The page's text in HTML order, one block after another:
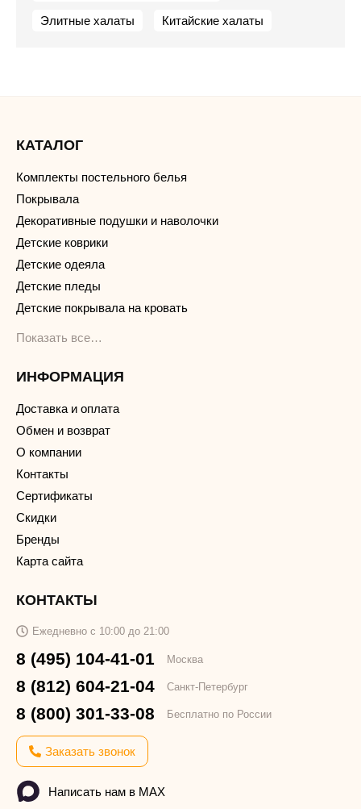
Элитные халаты Китайские халаты
КАТАЛОГ
Комплекты постельного белья
Покрывала
Декоративные подушки и наволочки
Детские коврики
Детские одеяла
Детские пледы
Детские покрывала на кровать
Показать все…
ИНФОРМАЦИЯ
Доставка и оплата
Обмен и возврат
О компании
Контакты
Сертификаты
Скидки
Бренды
Карта сайта
КОНТАКТЫ
Ежедневно с 10:00 до 21:00
8 (495) 104-41-01 Москва
8 (812) 604-21-04 Санкт-Петербург
8 (800) 301-33-08 Бесплатно по России
Заказать звонок
Написать нам в MAX